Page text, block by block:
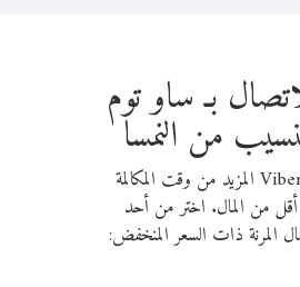
بـ ساو توم
من النمسا
يمنحك Viber Out المزيد من وقت المكالمة
أقل من المال. اختر من أحد
المرنة ذات السعر المنخفض: